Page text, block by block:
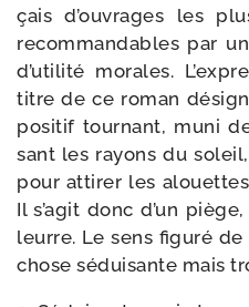
çais d’ou­vrages les
recom­man­dables par
d’utilité morales.
titre de ce roman
po­si­tif tour­nant, muni
sant les rayons du
pour atti­rer les
Il s’agit donc d’un
leurre. Le sens figu­ré de
chose sédui­sante mais